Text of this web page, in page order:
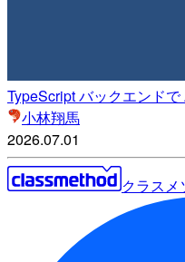
TypeScript バックエンド
小林翔馬
2026.07.01
クラス